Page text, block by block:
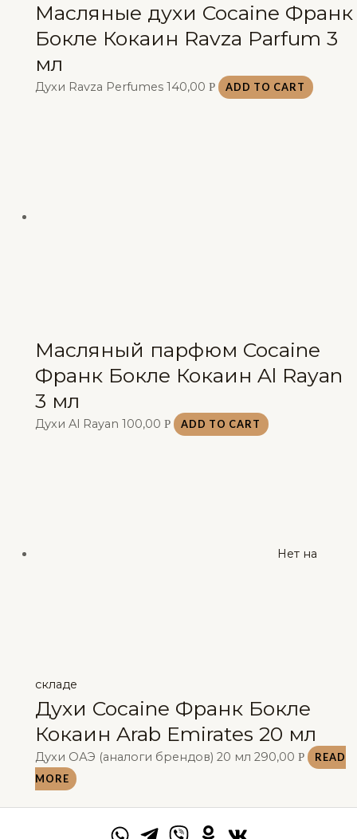
Масляные духи Cocaine Франк
Бокле Кокаин Ravza Parfum 3
мл
Духи Ravza Perfumes 140,00 Р ADD TO CART
Масляный парфюм Cocaine
Франк Бокле Кокаин Al Rayan
3 мл
Духи Al Rayan 100,00 Р ADD TO CART
Нет на
складе
Духи Cocaine Франк Бокле
Кокаин Arab Emirates 20 мл
Духи ОАЭ (аналоги брендов) 20 мл 290,00 Р
READ
MORE